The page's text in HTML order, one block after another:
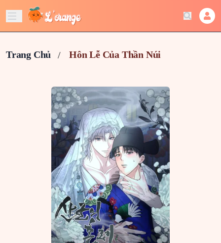
Trang Chủ Hôn Lễ Của Thần Núi